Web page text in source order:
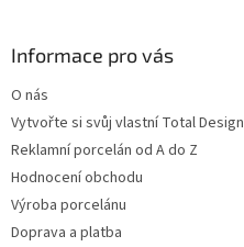
Informace pro vás
O nás
Vytvořte si svůj vlastní Total Design
Reklamní porcelán od A do Z
Hodnocení obchodu
Výroba porcelánu
Doprava a platba